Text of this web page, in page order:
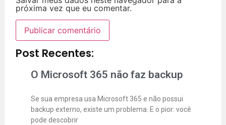
próxima vez que eu comentar.
Post Recentes:
O Microsoft 365 não faz backup
Se sua empresa usa Microsoft 365 e não possui
backup externo, existe um problema. E o pior: você
pode descobrir